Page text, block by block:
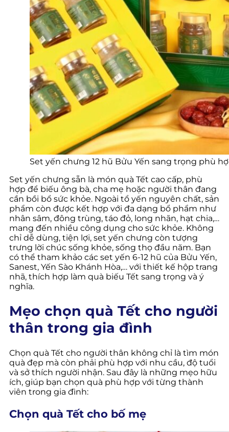
Set yến chưng 12 hũ Bửu Yến sang trọng phù
Set yến chưng sẵn là món quà Tết cao cấp, phù
hợp để biếu ông bà, cha mẹ hoặc người thân đang
cần bồi bổ sức khỏe. Ngoài tổ yến nguyên chất, sản
phẩm còn được kết hợp với đa dạng bổ phẩm như
nhân sâm, đông trùng, táo đỏ, long nhãn, hạt chia,…
mang đến nhiều công dụng cho sức khỏe. Không
chỉ dễ dùng, tiện lợi, set yến chưng còn tượng
trưng lời chúc sống khỏe, sống thọ đầu năm. Bạn
có thể tham khảo các set yến 6-12 hũ của Bửu Yến,
Sanest, Yến Sào Khánh Hòa,… với thiết kế hộp trang
nhã, thích hợp làm quà biếu Tết sang trọng và ý
nghĩa.
Mẹo chọn quà Tết cho người
thân trong gia đình
Chọn quà Tết cho người thân không chỉ là tìm món
quà đẹp mà còn phải phù hợp với nhu cầu, độ tuổi
và sở thích người nhận. Sau đây là những mẹo hữu
ích, giúp bạn chọn quà phù hợp với từng thành
viên trong gia đình:
Chọn quà Tết cho bố mẹ